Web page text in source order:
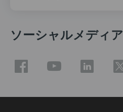
ソーシャルメディア